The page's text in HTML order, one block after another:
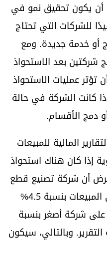
يكون تحقيق نمو في
للشركات التي تحتاج
أو خدمة جديدة. ومع
بعد الاستحواذ
عمليات الاستحواذ
كانت الشركة في حالة
دمج الأقسام.
المالية للمبيعات
إذا كان هناك استحواذ
أن شركة تصنيع قطع
غيار السيارات تبلغ عن نمو في المبيعات بنسبة 4.5%
شركة أصغر بنسبة
وبالتالي، سيكون